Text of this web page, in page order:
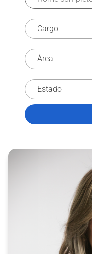
Cargo
Área
Estado